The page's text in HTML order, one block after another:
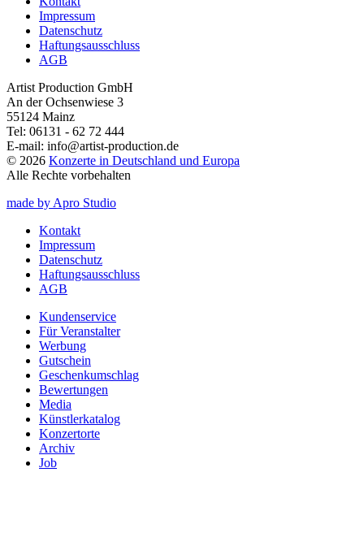
Impressum
Datenschutz
Haftungsausschluss
AGB
Artist Production GmbH
An der Ochsenwiese 3
55124 Mainz
Tel: 06131 - 62 72 444
E-mail: info@artist-production.de
© 2026 Konzerte in Deutschland und Europa
Alle Rechte vorbehalten
made by Apro Studio
Kontakt
Impressum
Datenschutz
Haftungsausschluss
AGB
Kundenservice
Für Veranstalter
Werbung
Gutschein
Geschenkumschlag
Bewertungen
Media
Künstlerkatalog
Konzertorte
Archiv
Job